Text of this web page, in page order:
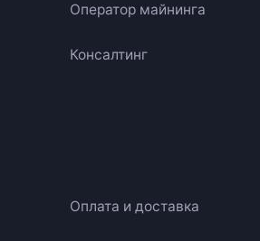
Оператор майнинга
Консалтинг
Оплата и доставка